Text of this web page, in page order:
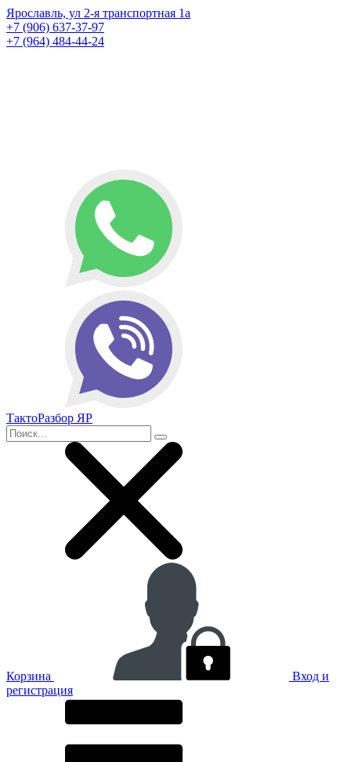
Ярославль, ул 2-я транспортная 1а
+7 (906) 637-37-97
+7 (964) 484-44-24
ТактоРазбор ЯР
Корзина
Вход и
регистрация